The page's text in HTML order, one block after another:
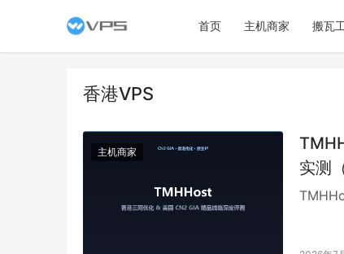
首页 主机商家 搬瓦
香港VPS
主机商家
实测